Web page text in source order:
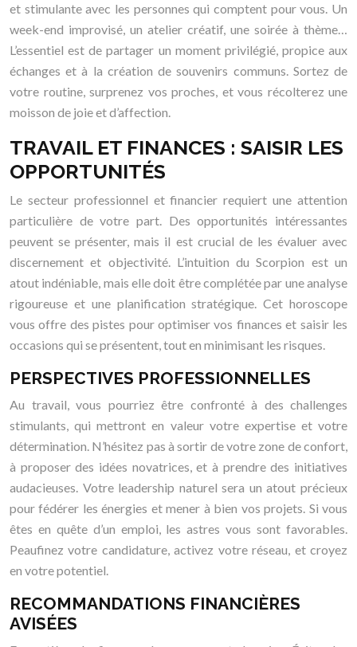
et stimulante avec les personnes qui comptent pour vous. Un
week-end improvisé, un atelier créatif, une soirée à thème…
L’essentiel est de partager un moment privilégié, propice aux
échanges et à la création de souvenirs communs. Sortez de
votre routine, surprenez vos proches, et vous récolterez une
moisson de joie et d’affection.
TRAVAIL ET FINANCES : SAISIR LES
OPPORTUNITÉS
Le secteur professionnel et financier requiert une attention
particulière de votre part. Des opportunités intéressantes
peuvent se présenter, mais il est crucial de les évaluer avec
discernement et objectivité. L’intuition du Scorpion est un
atout indéniable, mais elle doit être complétée par une analyse
rigoureuse et une planification stratégique. Cet horoscope
vous offre des pistes pour optimiser vos finances et saisir les
occasions qui se présentent, tout en minimisant les risques.
PERSPECTIVES PROFESSIONNELLES
Au travail, vous pourriez être confronté à des challenges
stimulants, qui mettront en valeur votre expertise et votre
détermination. N’hésitez pas à sortir de votre zone de confort,
à proposer des idées novatrices, et à prendre des initiatives
audacieuses. Votre leadership naturel sera un atout précieux
pour fédérer les énergies et mener à bien vos projets. Si vous
êtes en quête d’un emploi, les astres vous sont favorables.
Peaufinez votre candidature, activez votre réseau, et croyez
en votre potentiel.
RECOMMANDATIONS FINANCIÈRES
AVISÉES